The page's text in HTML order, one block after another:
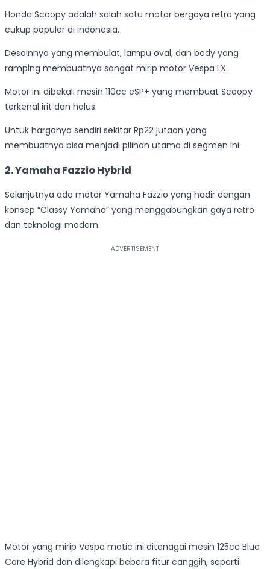
Honda Scoopy adalah salah satu motor bergaya retro yang
cukup populer di Indonesia.
Desainnya yang membulat, lampu oval, dan body yang
ramping membuatnya sangat mirip motor Vespa LX.
Motor ini dibekali mesin 110cc eSP+ yang membuat Scoopy
terkenal irit dan halus.
Untuk harganya sendiri sekitar Rp22 jutaan yang
membuatnya bisa menjadi pilihan utama di segmen ini.
2. Yamaha Fazzio Hybrid
Selanjutnya ada motor Yamaha Fazzio yang hadir dengan
konsep “Classy Yamaha” yang menggabungkan gaya retro
dan teknologi modern.
Motor yang mirip Vespa matic ini ditenagai mesin 125cc Blue
Core Hybrid dan dilengkapi bebera fitur canggih, seperti